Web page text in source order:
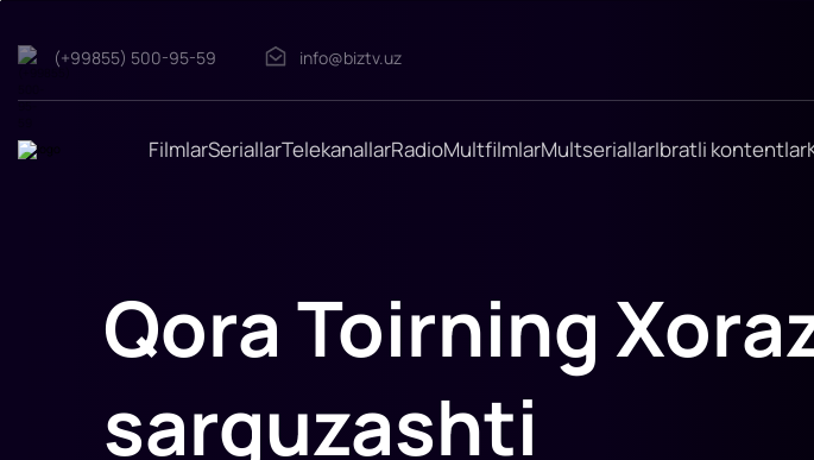
Toirning
sarguzashti
(+99855) 500-95-59 info@biztv.uz
FilmlarSeriallarTelekanallarRadioMultfilmlarMultseriallarIbratli kontentlar
Qora Toirning
sarguzashti